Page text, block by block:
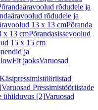
rõdudele ja
rõdudele ja
13 x 13 cmPõranda
x 13 cmPõrandasissevoolud
15 x 15 cm
ja
jaoksVaruosad
Varuosad Pressimistööriistade
ühilduvus [2]Varuosad